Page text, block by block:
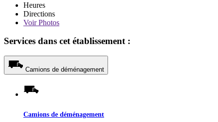
Heures
Directions
VoirPhotos
Services dans cet établissement :
Camions de déménagement
Camions de déménagement